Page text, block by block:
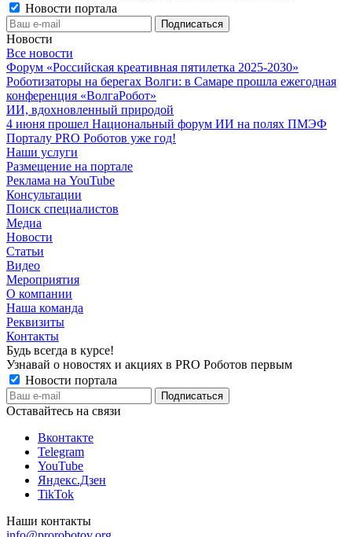
Новости портала
Новости
Все новости
Форум «Российская креативная пятилетка 2025-2030»
Роботизаторы на берегах Волги: в Самаре прошла ежегодная
конференция «ВолгаРобот»
ИИ, вдохновленный природой
4 июня прошел Национальный форум ИИ на полях ПМЭФ
Порталу PRO Роботов уже год!
Наши услуги
Размещение на портале
Реклама на YouTube
Консультации
Поиск специалистов
Медиа
Новости
Статьи
Видео
Мероприятия
О компании
Наша команда
Реквизиты
Контакты
Будь всегда в курсе!
Узнавай о новостях и акциях в PRO Роботов первым
Новости портала
Оставайтесь на связи
Вконтакте
Telegram
YouTube
Яндекс.Дзен
TikTok
Наши контакты